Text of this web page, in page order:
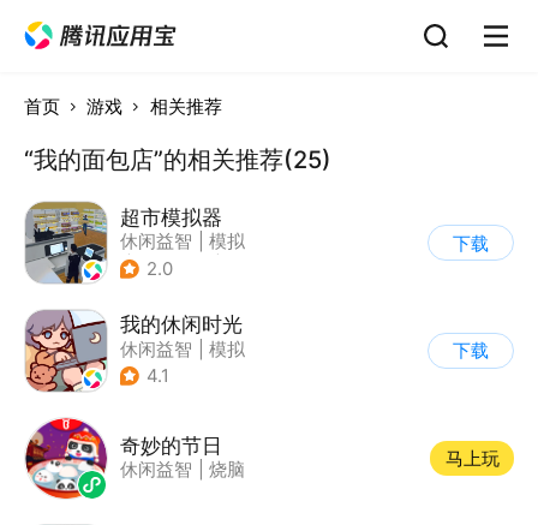
首页 游戏 相关推荐
“我的面包店”的相关推荐(25)
超市模拟器
休闲益智
模拟
| 文字游戏
2.0
下载
我的休闲时光
休闲益智
模拟
4.1
下载
奇妙的节日
休闲益智 烧脑
马上玩